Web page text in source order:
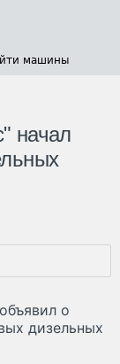
машины
начал
о
дизельных